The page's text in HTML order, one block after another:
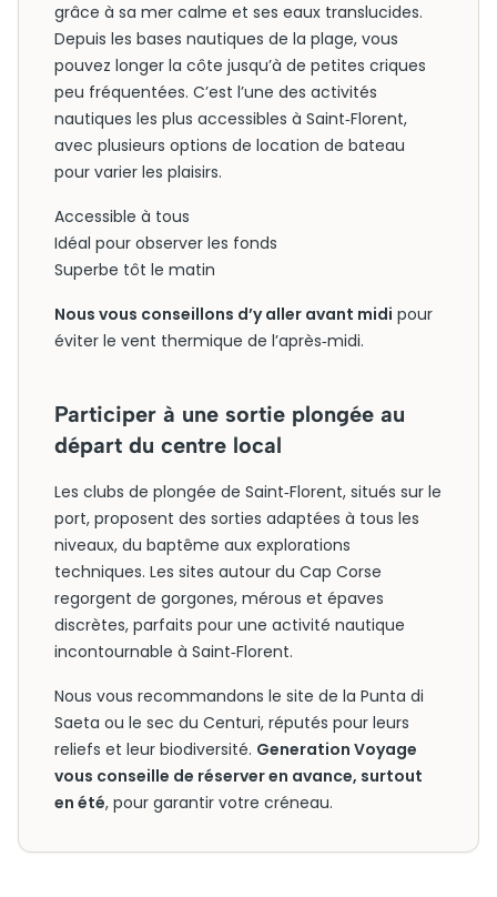
grâce à sa mer calme et ses eaux translucides.
Depuis les bases nautiques de la plage, vous
pouvez longer la côte jusqu’à de petites criques
peu fréquentées. C’est l’une des activités
nautiques les plus accessibles à Saint‑Florent,
avec plusieurs options de location de bateau
pour varier les plaisirs.
Accessible à tous
Idéal pour observer les fonds
Superbe tôt le matin
Nous vous conseillons d’y aller avant midi pour
éviter le vent thermique de l’après‑midi.
Participer à une sortie plongée au
départ du centre local
Les clubs de plongée de Saint‑Florent, situés sur le
port, proposent des sorties adaptées à tous les
niveaux, du baptême aux explorations
techniques. Les sites autour du Cap Corse
regorgent de gorgones, mérous et épaves
discrètes, parfaits pour une activité nautique
incontournable à Saint‑Florent.
Nous vous recommandons le site de la Punta di
Saeta ou le sec du Centuri, réputés pour leurs
reliefs et leur biodiversité. Generation Voyage
vous conseille de réserver en avance, surtout
en été, pour garantir votre créneau.